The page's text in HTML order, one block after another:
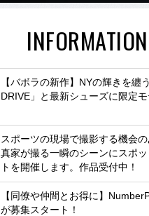
INFORMATION
【バボラの新作】NYの輝きを纏
DRIVE」と最新シューズに限定
スポーツの現場で撮影する機会
真家が撮る一瞬のシーンにスポ
トを開催します。作品受付中！
【同僚や仲間とお得に】
が募集スタート！